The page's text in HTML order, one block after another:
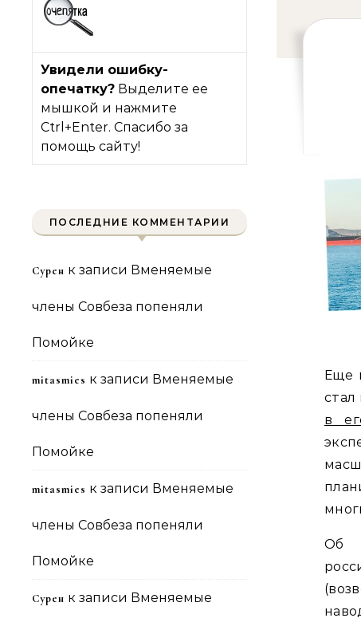
Увидели ошибку-
опечатку? Выделите ее
мышкой и нажмите
Ctrl+Enter. Спасибо за
помощь сайту!
ПОСЛЕДНИЕ КОММЕНТАРИИ
Сурен к записи Вменяемые
члены Совбеза попеняли
Помойке
mitasmies к записи Вменяемые
члены Совбеза попеняли
Помойке
mitasmies к записи Вменяемые
члены Совбеза попеняли
Помойке
Сурен к записи Вменяемые
Еще
стал
в
Об